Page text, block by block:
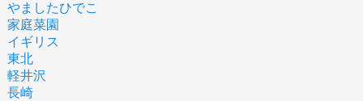
やましたひでこ
家庭菜園
イギリス
東北
軽井沢
長崎